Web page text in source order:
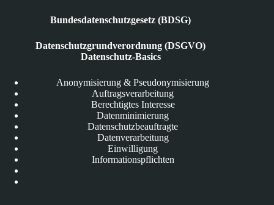
Bundesdatenschutzgesetz (BDSG)
Datenschutzgrundverordnung (DSGVO)
Datenschutz-Basics
Anonymisierung & Pseudonymisierung
Auftragsverarbeitung
Berechtigtes Interesse
Datenminimierung
Datenschutzbeauftragte
Datenverarbeitung
Einwilligung
Informationspflichten